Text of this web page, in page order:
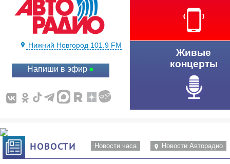
Нижний Новгород 101.9 FM
Напиши в эфир
Живые
концерты
НОВОСТИ Новости часа Новости Авторадио